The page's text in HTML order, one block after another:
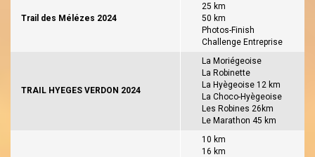
Trail des Mélézes 2024
25 km
50 km
Photos-Finish
Challenge Entreprise
TRAIL HYEGES VERDON 2024
La Moriégeoise
La Robinette
La Hyègeoise 12 km
La Choco-Hyègeoise
Les Robines 26km
Le Marathon 45 km
10 km
16 km